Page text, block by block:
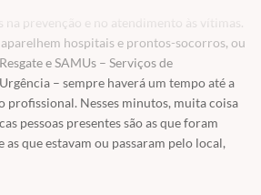
na prevenção e no atendimento às vítimas.
hospitais e prontos-socorros, ou
e SAMUs – Serviços de
– sempre haverá um tempo até a
profissional. Nesses minutos, muita coisa
pessoas presentes são as que foram
que estavam ou passaram pelo local,
se deve fazer em caso de algum tipo de